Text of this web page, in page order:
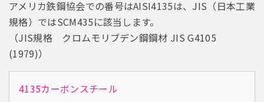
アメリカ鉄鋼協会での番号はAISI4135は、JIS（日本工業
規格）ではSCM435に該当します。
（JIS規格 クロムモリブデン鋼鋼材 JIS G4105
(1979)）
4135カーボンスチール